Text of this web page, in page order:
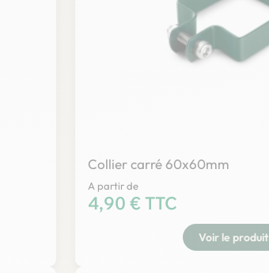
Collier carré 60x60mm
A partir de
Prix
4,90 € TTC
Voir le produit